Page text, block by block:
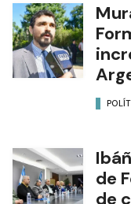
de
de